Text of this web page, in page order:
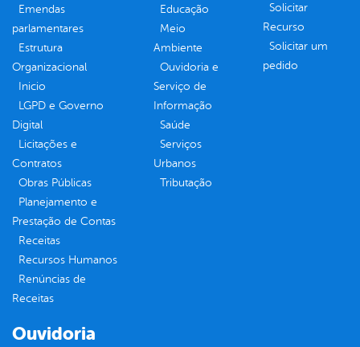
Emendas
parlamentares
Estrutura
Organizacional
Inicio
LGPD e Governo
Digital
Licitações e
Contratos
Obras Públicas
Planejamento e
Prestação de Contas
Receitas
Recursos Humanos
Renúncias de
Receitas
Educação
Meio
Ambiente
Ouvidoria e
Serviço de
Informação
Saúde
Serviços
Urbanos
Tributação
Solicitar
Recurso
Solicitar um
pedido
Ouvidoria